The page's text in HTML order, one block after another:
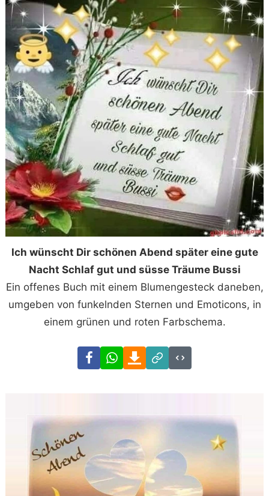
Ich wünscht Dir schönen Abend später eine gute
Nacht Schlaf gut und süsse Träume Bussi
Ein offenes Buch mit einem Blumengesteck daneben,
umgeben von funkelnden Sternen und Emoticons, in
einem grünen und roten Farbschema.
FacebookWhatsAppDownload
Link
Code